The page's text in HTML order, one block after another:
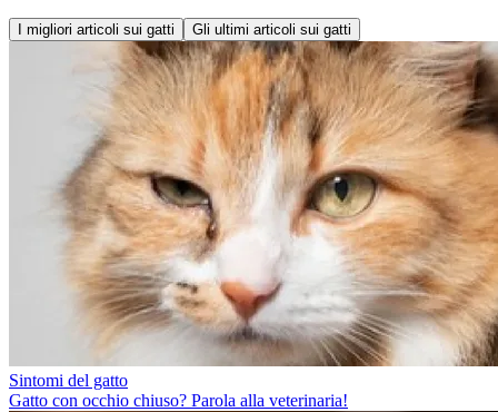
I migliori articoli sui gatti Gli ultimi articoli sui gatti
Sintomi del gatto
Gatto con occhio chiuso? Parola alla veterinaria!